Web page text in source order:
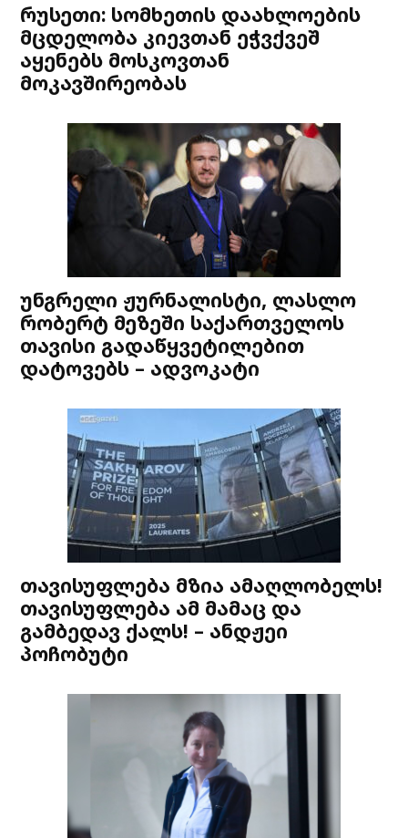
რუსეთი: სომხეთის დაახლოების
მცდელობა კიევთან ეჭვქვეშ
აყენებს მოსკოვთან
მოკავშირეობას
უნგრელი ჟურნალისტი, ლასლო
რობერტ მეზეში საქართველოს
თავისი გადაწყვეტილებით
დატოვებს – ადვოკატი
თავისუფლება მზია ამაღლობელს!
თავისუფლება ამ მამაც და
გამბედავ ქალს! – ანდჟეი
პოჩობუტი